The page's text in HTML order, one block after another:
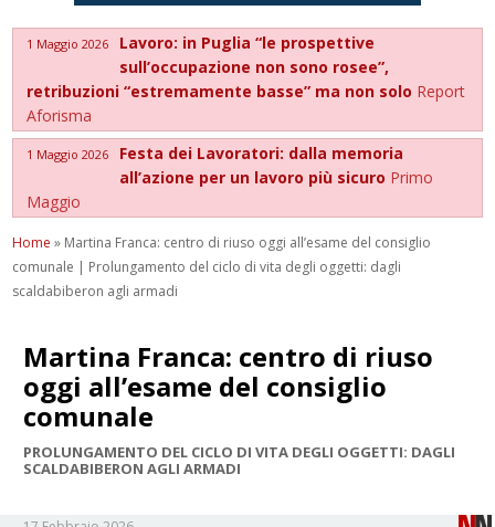
1 Maggio 2026
Lavoro: in Puglia “le prospettive
sull’occupazione non sono rosee”,
retribuzioni “estremamente basse” ma non solo Report
Aforisma
1 Maggio 2026
Festa dei Lavoratori: dalla memoria
all’azione per un lavoro più sicuro Primo
Maggio
Home » Martina Franca: centro di riuso oggi all’esame del consiglio
comunale | Prolungamento del ciclo di vita degli oggetti: dagli
scaldabiberon agli armadi
Martina Franca: centro di riuso
oggi all’esame del consiglio
comunale
PROLUNGAMENTO DEL CICLO DI VITA DEGLI OGGETTI: DAGLI
SCALDABIBERON AGLI ARMADI